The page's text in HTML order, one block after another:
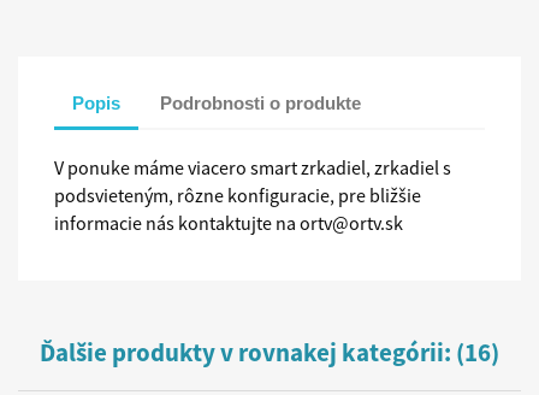
Popis Podrobnosti o produkte
V ponuke máme viacero smart zrkadiel, zrkadiel s
podsvieteným, rôzne konfiguracie, pre bližšie
informacie nás kontaktujte na ortv@ortv.sk
Ďalšie produkty v rovnakej kategórii: (16)